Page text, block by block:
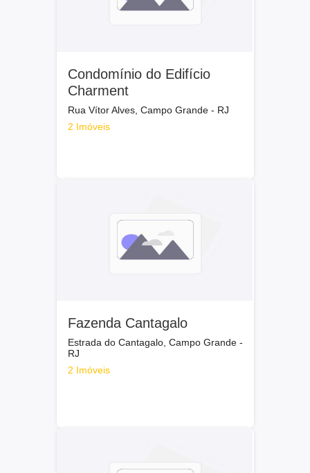
Condomínio do Edifício
Charment
Rua Vítor Alves, Campo Grande - RJ
2 Imóveis
Fazenda Cantagalo
Estrada do Cantagalo, Campo Grande -
RJ
2 Imóveis